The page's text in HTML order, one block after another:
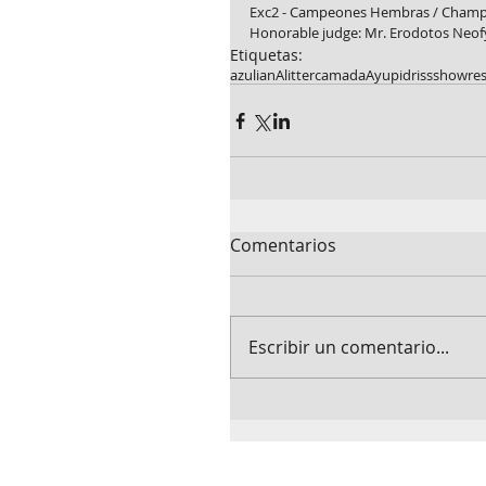
Exc2 - Campeones Hembras /
Honorable judge: Mr. Erodotos
Etiquetas:
azulianAlittercamadaAyupidriss
Comentarios
Escribir un comentario...